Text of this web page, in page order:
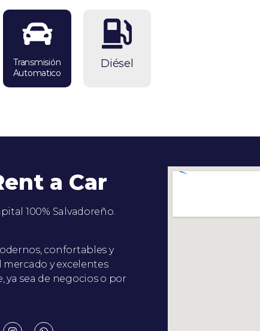
Transmisión
Automatico
Diésel
a Car
100% Salvadoreño.
confortables y
y excelentes
ya sea de negocios o por